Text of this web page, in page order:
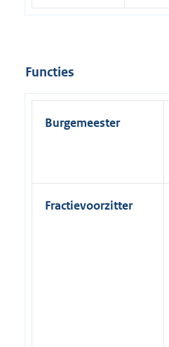
Functies
Burgemeester
Fractievoorzitter